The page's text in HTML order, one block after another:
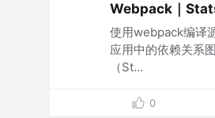
Webpack｜
使用webpack编译
应用中的依赖关系
（St...
0